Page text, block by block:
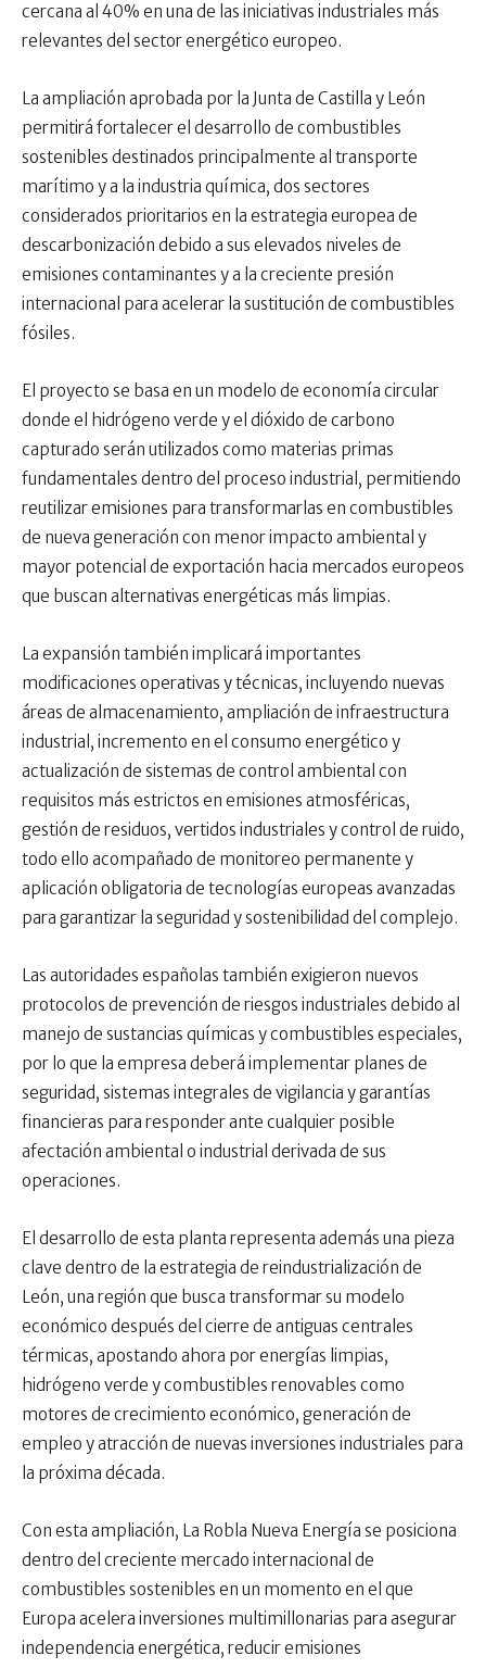
cercana al 40% en una de las iniciativas industriales más
relevantes del sector energético europeo.
La ampliación aprobada por la Junta de Castilla y León
permitirá fortalecer el desarrollo de combustibles
sostenibles destinados principalmente al transporte
marítimo y a la industria química, dos sectores
considerados prioritarios en la estrategia europea de
descarbonización debido a sus elevados niveles de
emisiones contaminantes y a la creciente presión
internacional para acelerar la sustitución de combustibles
fósiles.
El proyecto se basa en un modelo de economía circular
donde el hidrógeno verde y el dióxido de carbono
capturado serán utilizados como materias primas
fundamentales dentro del proceso industrial, permitiendo
reutilizar emisiones para transformarlas en combustibles
de nueva generación con menor impacto ambiental y
mayor potencial de exportación hacia mercados europeos
que buscan alternativas energéticas más limpias.
La expansión también implicará importantes
modificaciones operativas y técnicas, incluyendo nuevas
áreas de almacenamiento, ampliación de infraestructura
industrial, incremento en el consumo energético y
actualización de sistemas de control ambiental con
requisitos más estrictos en emisiones atmosféricas,
gestión de residuos, vertidos industriales y control de ruido,
todo ello acompañado de monitoreo permanente y
aplicación obligatoria de tecnologías europeas avanzadas
para garantizar la seguridad y sostenibilidad del complejo.
Las autoridades españolas también exigieron nuevos
protocolos de prevención de riesgos industriales debido al
manejo de sustancias químicas y combustibles especiales,
por lo que la empresa deberá implementar planes de
seguridad, sistemas integrales de vigilancia y garantías
financieras para responder ante cualquier posible
afectación ambiental o industrial derivada de sus
operaciones.
El desarrollo de esta planta representa además una pieza
clave dentro de la estrategia de reindustrialización de
León, una región que busca transformar su modelo
económico después del cierre de antiguas centrales
térmicas, apostando ahora por energías limpias,
hidrógeno verde y combustibles renovables como
motores de crecimiento económico, generación de
empleo y atracción de nuevas inversiones industriales para
la próxima década.
Con esta ampliación, La Robla Nueva Energía se posiciona
dentro del creciente mercado internacional de
combustibles sostenibles en un momento en el que
Europa acelera inversiones multimillonarias para asegurar
independencia energética, reducir emisiones